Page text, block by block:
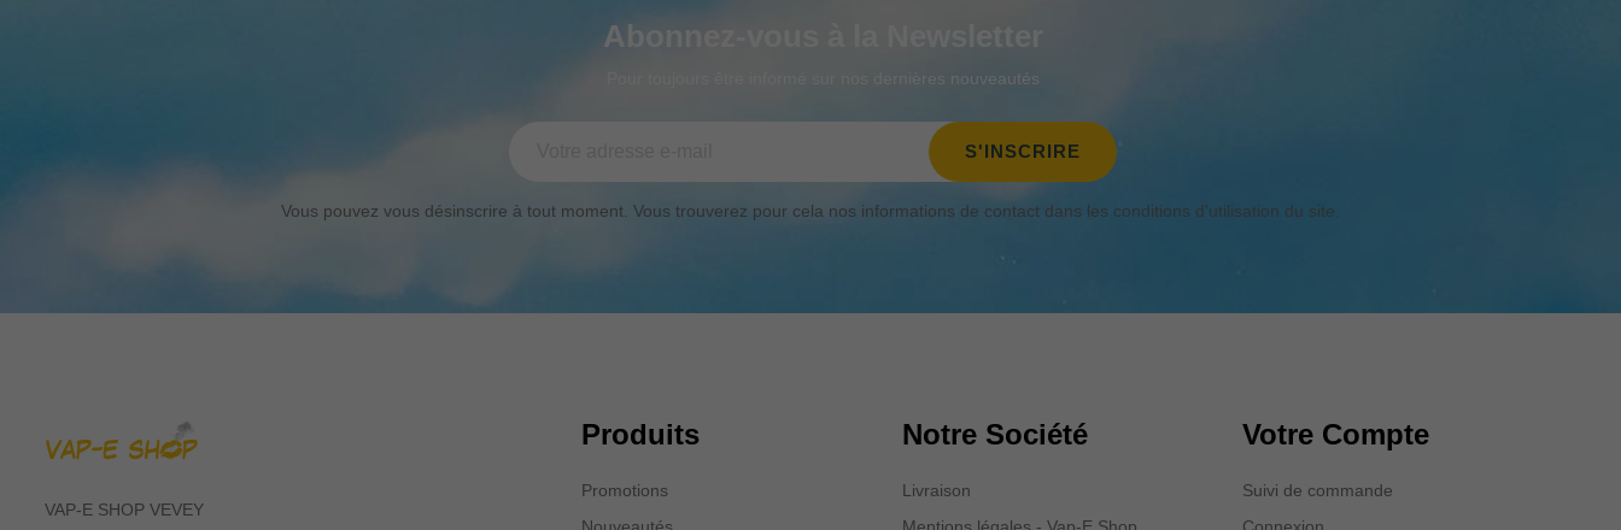
Abonnez-vous à la Newsletter
Pour toujours être informé sur nos dernières nouveautés
Vous pouvez vous désinscrire à tout moment. Vous trouverez pour cela nos informations de contact dans les conditions d'utilisation du site.
VAP-E SHOP VEVEY
Produits
Promotions
Notre Société
Livraison
Votre Compte
Suivi de commande